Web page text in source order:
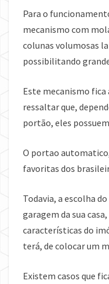
Para o
mecanismo com
colunas volumosas
possibilitando
Este mecanismo
ressaltar que,
portão, eles
O portao
favoritas dos
Todavia, a escolha
garagem da sua
características do
terá, de colocar um
Existem casos que